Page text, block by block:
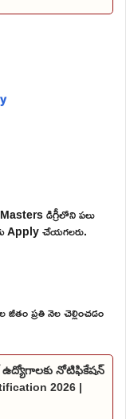
డిగ్రీలోని పలు
Apply చేయగలరు.
ప్రతి నెల చెల్లించడం
ఉద్యోగాలకు నోటిఫికేషన్
2026 |